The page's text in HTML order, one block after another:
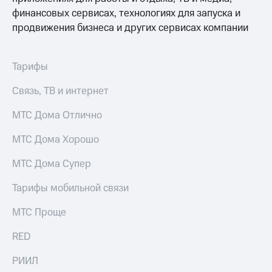
КИОН
Музыка
Live
Гудок
МТС
Все
Финансы
Скидка 30%
на связь
Накопления
Откладывайте
деньги
и получайте
доход 15%
Акции
пополнения
финансовых сервисах, технологиях для запуска и
продвижения бизнеса и других сервисах компании
Тарифы
Связь, ТВ и интернет
МТС Дома Отлично
МТС Дома Хорошо
МТС Дома Супер
Тарифы мобильной связи
МТС Проще
RED
РИИЛ